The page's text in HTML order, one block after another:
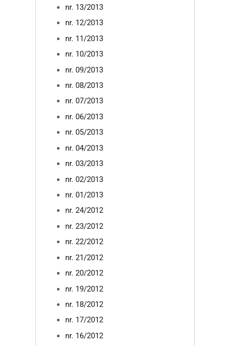
nr. 13/2013
nr. 12/2013
nr. 11/2013
nr. 10/2013
nr. 09/2013
nr. 08/2013
nr. 07/2013
nr. 06/2013
nr. 05/2013
nr. 04/2013
nr. 03/2013
nr. 02/2013
nr. 01/2013
nr. 24/2012
nr. 23/2012
nr. 22/2012
nr. 21/2012
nr. 20/2012
nr. 19/2012
nr. 18/2012
nr. 17/2012
nr. 16/2012